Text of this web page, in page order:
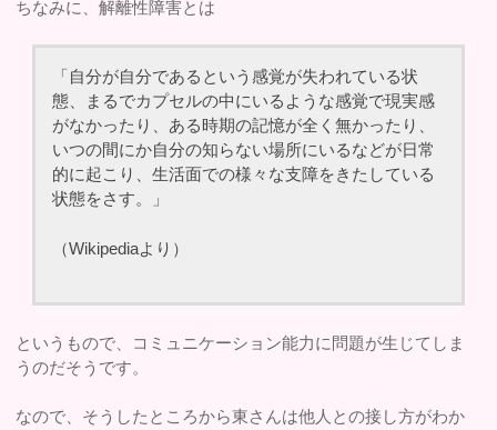
ちなみに、解離性障害とは
「自分が自分であるという感覚が失われている状
態、まるでカプセルの中にいるような感覚で現実感
がなかったり、ある時期の記憶が全く無かったり、
いつの間にか自分の知らない場所にいるなどが日常
的に起こり、生活面での様々な支障をきたしている
状態をさす。」
（Wikipediaより）
というもので、コミュニケーション能力に問題が生じてしま
うのだそうです。
なので、そうしたところから東さんは他人との接し方がわか